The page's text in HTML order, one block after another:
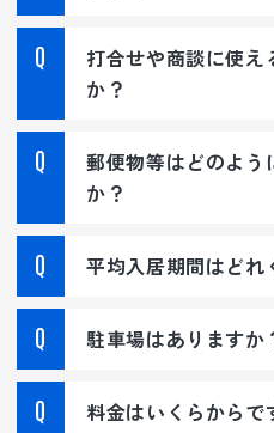
打合せや商談に使
か？
郵便物等はどのよ
か？
平均入居期間はどれ
駐車場はありますか
料金はいくらからで